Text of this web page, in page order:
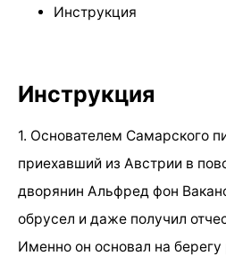
Инструкция
Инструкция
1. Основателем Самарского
приехавший из Австрии в
дворянин Альфред фон
обрусел и даже получил
Именно он основал на берегу